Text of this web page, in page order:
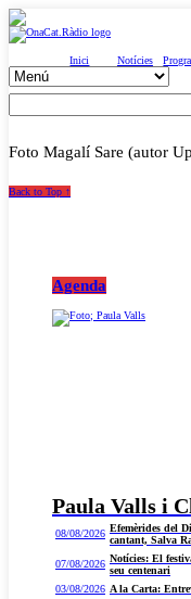
Inici Notícies
Foto Magalí Sare (autor
Back to Top ↑
Agenda
Paula Valls i
08/08/2026 Efemèrides del
cantant, Salva
07/08/2026 Notícies: El
seu centenari
03/08/2026 A la Carta: